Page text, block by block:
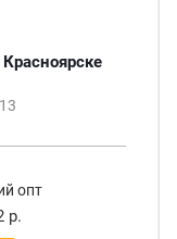
опт
р.